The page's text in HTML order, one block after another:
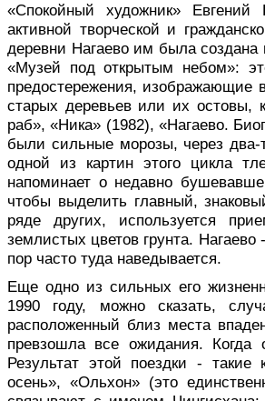
«Спокойный художник»
активной творческой и
деревни Нагаево им была создана
«Музей под открытым небом»:
предостережения, изображаю­щие
старых деревьев или их остовы,
раб», «Ника» (1982), «Нагаево.
были сильные морозы, через
одной из картин этого цикла
напоминает о недав­но
чтобы выделить главный,
ряде других, ис­пользуется
землистых цветов грунта.
пор часто туда наведывается.
Еще одно из сильных его
1990 году, можно сказать,
расположенный близ места
превзошла все ожидания. Когда
Результат этой поездки - такие
осень», «Ольхон» (это